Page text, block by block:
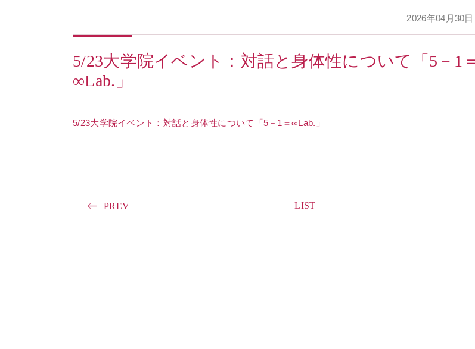
2026年04月30
5/23大学院イベント：対話と身体性について「5－1
∞Lab.」
5/23大学院イベント：対話と身体性について「5－1＝∞Lab.」
PREV LIST